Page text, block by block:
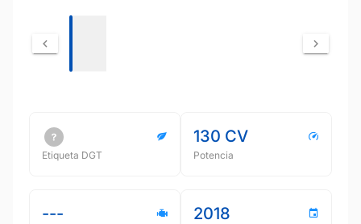
Etiqueta DGT
130 CV
Potencia
--- 2018